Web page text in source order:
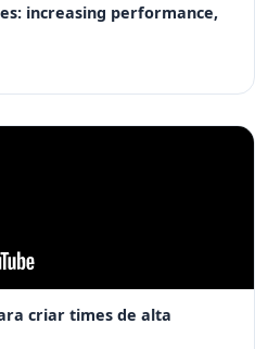
increasing performance,
criar times de alta